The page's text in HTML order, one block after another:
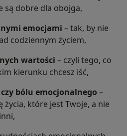
są dobre dla obojga,
emocjami – tak, by nie
codziennym życiem,
wartości – czyli tego, co
kierunku chcesz iść,
bólu emocjonalnego –
które jest Twoje, a nie